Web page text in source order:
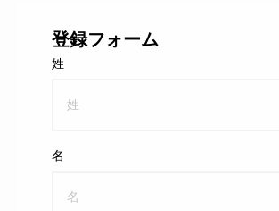
登録フォーム
姓
名